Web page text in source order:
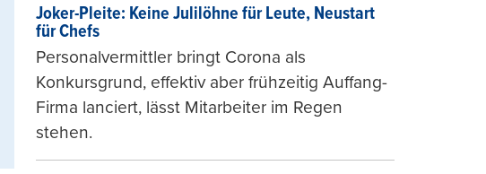
Joker-Pleite: Keine Julilöhne für Leute, Neustart
für Chefs
Personalvermittler bringt Corona als
Konkursgrund, effektiv aber frühzeitig Auffang-
Firma lanciert, lässt Mitarbeiter im Regen
stehen.